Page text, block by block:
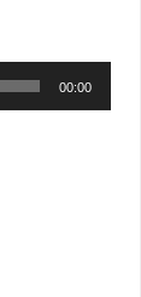
00:00